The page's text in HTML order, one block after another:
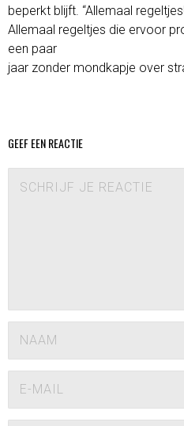
beperkt blijft. “Allemaal
Allemaal regeltjes die ervoor
een paar
jaar zonder mondkapje over
GEEF EEN REACTIE